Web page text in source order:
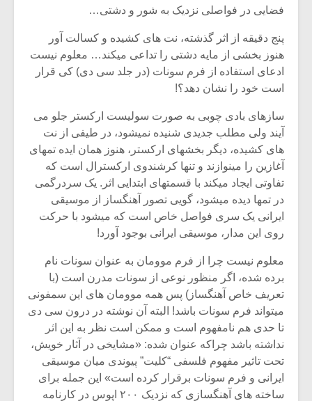
فضایی در فواصلی نزدیک به شور و دشتی…
پنج دقیقه از اثر گذشته، نت های کشیده و کسالت آور
هنوز بخشی از مایه دشتی را تداعی میکند… معلوم نیست
ادعای استفاده از فرم سونات (در جلد سی دی) کی قرار
است خود را نشان دهد؟!
سازهای بادی چوبی به صورت سولیست ارکستر جلو می
آیند ولی مطلب جدیدی شنیده نمیشود، در طیفی از نت
های کشیده، دیگر بخشهای ارکستر، هنوز همان ایده تمهای
آغازین را مینوازند و تنها کرشندوی ارکسترال است که
تفاوتی ایجاد میکند با قسمتهای ابتدایی اثر. یک سردرگمی
در تمها دیده میشود، گویی تصور آهنگساز از موسیقی
ایرانی یک سری فواصل خاص است که میشود با حرکت
روی این مدار، موسیقی ایرانی بوجود آورد!
معلوم نیست چرا از فرم موومان به عنوان سونات نام
برده شده، اگر منظور نوعی از سونات مدرن است (با
تعریف خاص آهنگساز) پس همه موومان های این سمفونی
میتواند فرم سونات باشد! البته آن نوشته در درون سی دی
تا حدی هم نامفهوم است و ممکن است نظر به این اثر
نداشته باشد چراکه عنوان شده: «مشایخی در آثار خویش،
تحت تاثیر مفهوم فلسفی “کلیت” پیوندی میان موسیقی
ایرانی و فرم سونات برقرار کرده است» این جمله برای
ساخته های آهنگسازی که نزدیک ۲۰۰ اپوس در کارنامه
میکلوش روژا
یادداشتی بر موسیقی
متن فیلم «متری
شیش و نیم»
اگر نمی توانی
مشهورترین باشی،
بدنام ترین باش
موریس ژار
موسیقی
موسیقی